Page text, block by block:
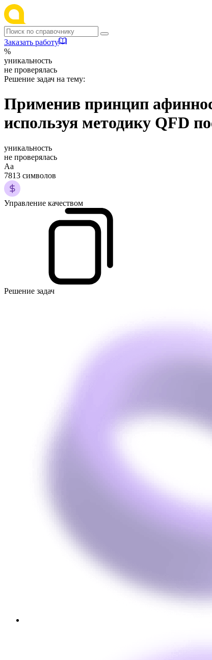
Заказать работу
%
уникальность
не проверялась
Решение задач на тему:
Применив принцип
используя методику QFD
уникальность
не проверялась
Аа
7813 символов
Управление качеством
Решение задач